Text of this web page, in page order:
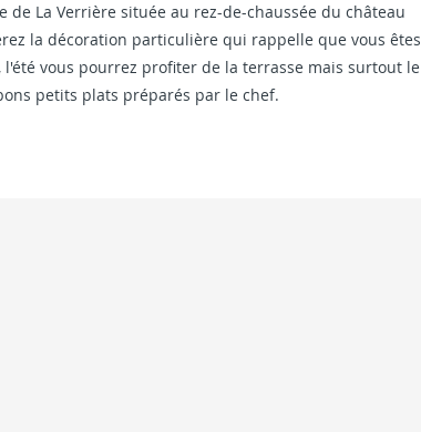
de La Verrière située au rez-de-chaussée du château
la décoration particulière qui rappelle que vous êtes
l'été vous pourrez profiter de la terrasse mais surtout le
petits plats préparés par le chef.